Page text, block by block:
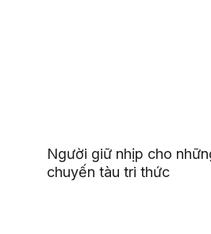
Người giữ nhịp cho
chuyến tàu tri thức